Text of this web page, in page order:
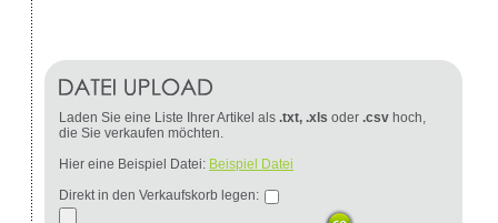
Laden Sie eine Liste Ihrer Artikel als .txt, .xls oder .csv hoch,
die Sie verkaufen möchten.
Hier eine Beispiel Datei: Beispiel Datei
Direkt in den Verkaufskorb legen: